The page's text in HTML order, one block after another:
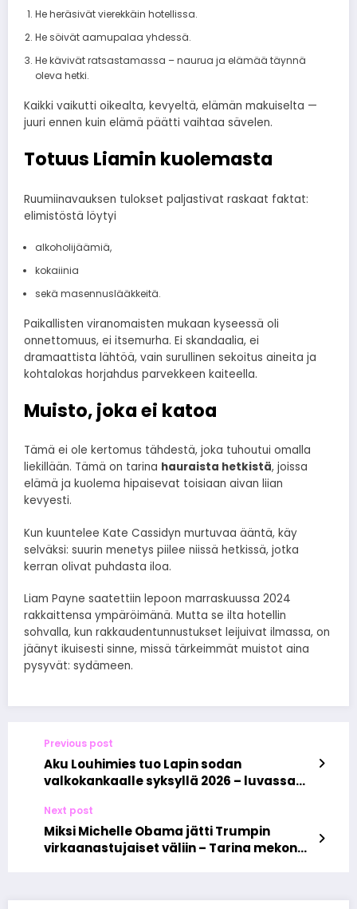
He heräsivät vierekkäin hotellissa.
He söivät aamupalaa yhdessä.
He kävivät ratsastamassa – naurua ja elämää täynnä
oleva hetki.
Kaikki vaikutti oikealta, kevyeltä, elämän makuiselta —
juuri ennen kuin elämä päätti vaihtaa sävelen.
Totuus Liamin kuolemasta
Ruumiinavauksen tulokset paljastivat raskaat faktat:
elimistöstä löytyi
alkoholijäämiä,
kokaiinia
sekä masennuslääkkeitä.
Paikallisten viranomaisten mukaan kyseessä oli
onnettomuus, ei itsemurha. Ei skandaalia, ei
dramaattista lähtöä, vain surullinen sekoitus aineita ja
kohtalokas horjahdus parvekkeen kaiteella.
Muisto, joka ei katoa
Tämä ei ole kertomus tähdestä, joka tuhoutui omalla
liekillään. Tämä on tarina hauraista hetkistä, joissa
elämä ja kuolema hipaisevat toisiaan aivan liian
kevyesti.
Kun kuuntelee Kate Cassidyn murtuvaa ääntä, käy
selväksi: suurin menetys piilee niissä hetkissä, jotka
kerran olivat puhdasta iloa.
Liam Payne saatettiin lepoon marraskuussa 2024
rakkaittensa ympäröimänä. Mutta se ilta hotellin
sohvalla, kun rakkaudentunnustukset leijuivat ilmassa, on
jäänyt ikuisesti sinne, missä tärkeimmät muistot aina
pysyvät: sydämeen.
Previous post
Aku Louhimies tuo Lapin sodan
valkokankaalle syksyllä 2026 – luvassa
Next post
Miksi Michelle Obama jätti Trumpin
virkaanastujaiset väliin – Tarina mekon